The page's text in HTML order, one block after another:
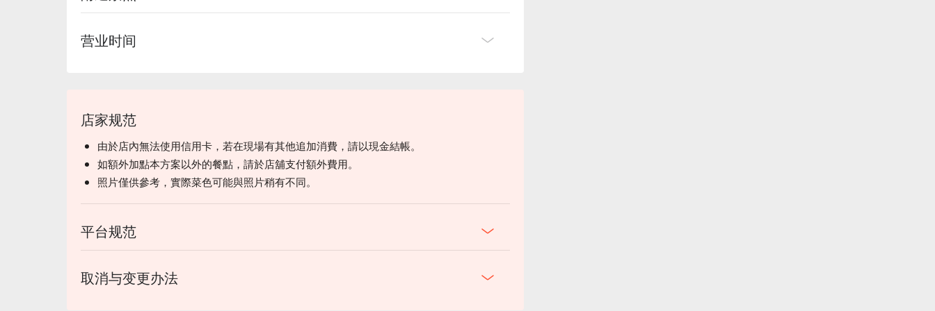
スペシャルな沖縄タコライス試さないなんて勿体なさすぎる😉
营业时间
店家规范
由於店內無法使用信用卡，若在現場有其他追加消費，請以現金結帳。
如額外加點本方案以外的餐點，請於店舖支付額外費用。
照片僅供參考，實際菜色可能與照片稍有不同。
平台规范
取消与变更办法